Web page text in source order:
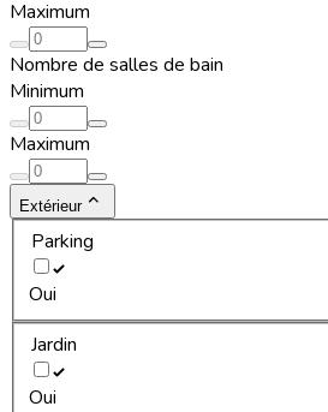
Maximum
Nombre de salles de bain
Minimum
Maximum
Extérieur
Parking
Oui
Jardin
Oui